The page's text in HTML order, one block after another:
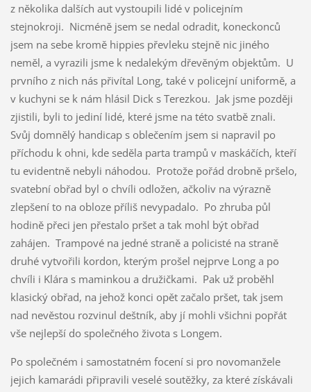
z několika dalších aut vystoupili lidé v policejním
stejnokroji. Nicméně jsem se nedal odradit, koneckonců
jsem na sebe kromě hippies převleku stejně nic jiného
neměl, a vyrazili jsme k nedalekým dřevěným objektům. U
prvního z nich nás přivítal Long, také v policejní uniformě, a
v kuchyni se k nám hlásil Dick s Terezkou. Jak jsme později
zjistili, byli to jediní lidé, které jsme na této svatbě znali.
Svůj domnělý handicap s oblečením jsem si napravil po
příchodu k ohni, kde seděla parta trampů v maskáčích, kteří
tu evidentně nebyli náhodou. Protože pořád drobně pršelo,
svatební obřad byl o chvíli odložen, ačkoliv na výrazně
zlepšení to na obloze příliš nevypadalo. Po zhruba půl
hodině přeci jen přestalo pršet a tak mohl být obřad
zahájen. Trampové na jedné straně a policisté na straně
druhé vytvořili kordon, kterým prošel nejprve Long a po
chvíli i Klára s maminkou a družičkami. Pak už proběhl
klasický obřad, na jehož konci opět začalo pršet, tak jsem
nad nevěstou rozvinul deštník, aby jí mohli všichni popřát
vše nejlepší do společného života s Longem.
Po společném i samostatném focení si pro novomanžele
jejich kamarádi připravili veselé soutěžky, za které získávali